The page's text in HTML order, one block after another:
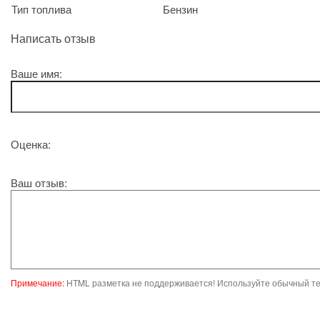
Тип топлива Бензин
Написать отзыв
Ваше имя:
Оценка:
Ваш отзыв:
Примечание: HTML разметка не поддерживается! Используйте обычный